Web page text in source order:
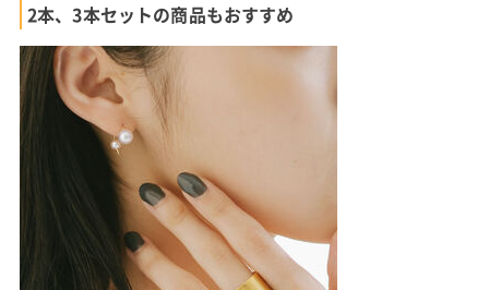
2本、3本セットの商品もおすすめ